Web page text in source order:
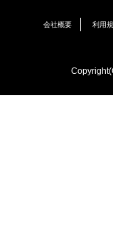
会社概要 利用